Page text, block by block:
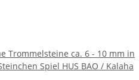
Trommelsteine ca. 6 - 10 mm in
Spiel HUS BAO / Kalaha